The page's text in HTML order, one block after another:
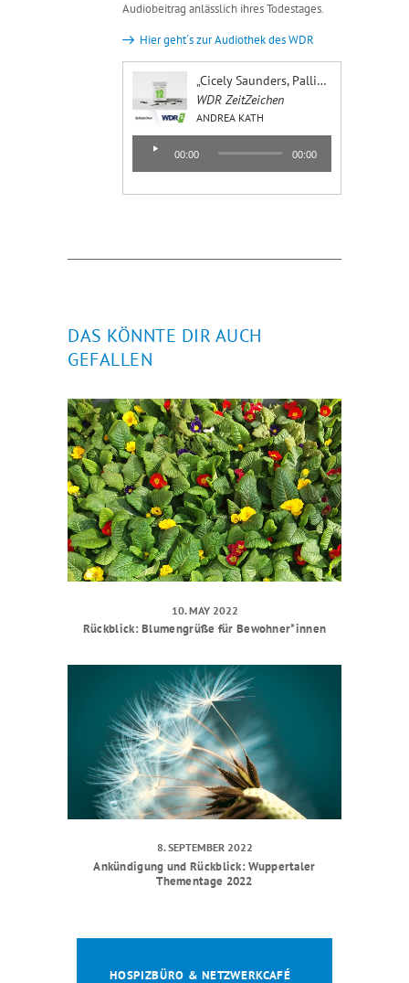
Audiobeitrag anlässlich ihres Todestages.
Hier geht´s zur Audiothek des WDR
„Cicely Saunders, Palliativärztin (Todestag 14.7.2005) | WDR ZeitZeichen (14.07.2020)“
WDR ZeitZeichen
ANDREA KATH
Audio-
00:00 00:00
DAS KÖNNTE DIR AUCH
GEFALLEN
10. MAY 2022
Rückblick: Blumengrüße für Bewohner*innen
8. SEPTEMBER 2022
Ankündigung und Rückblick: Wuppertaler
Thementage 2022
HOSPIZBÜRO & NETZWERKCAFÉ